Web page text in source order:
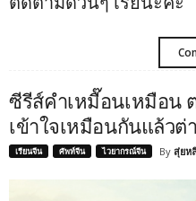
ซีรีส์คำเหมื๊อนเหมือน
เข้าใจเหมือนกันแล้วต่
เรียนจีน ศัพท์จีน ไวยากรณ์จีน By สุ่ยห